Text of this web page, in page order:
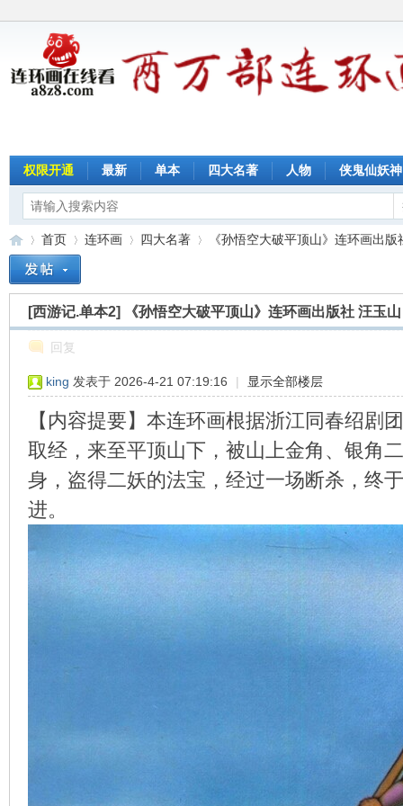
权限开通 最新 单本 四大名著 人物 侠鬼仙妖神
»
首页
›
连环画 四大名著
›
《孙悟空大破平顶山》连环画出
[西游记.单本2] 《孙悟空大破平顶山》连环画出版社 汪玉
回复
king 发表于 2026-4-21 07:19:16 | 显示全部楼层
【内容提要】本连环画根据浙江同春绍剧
取经，来至平顶山下，被山上金角、银角
身，盗得二妖的法宝，经过一场断杀，终
进。